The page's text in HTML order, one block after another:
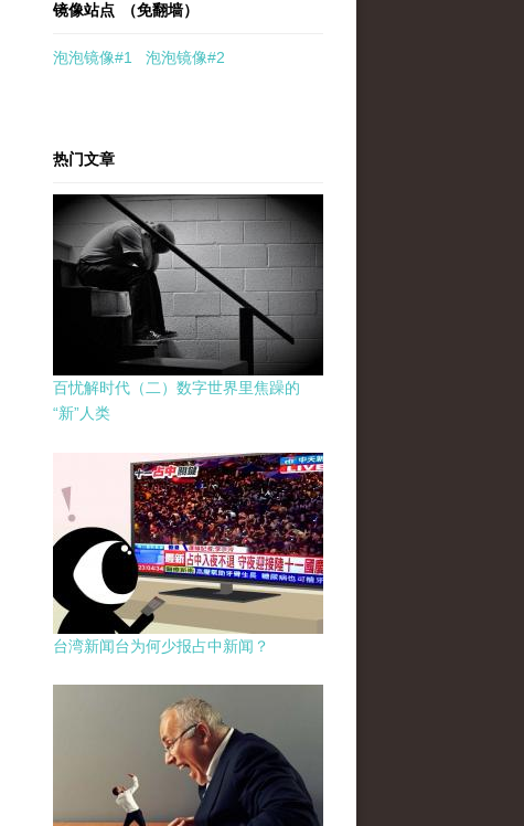
镜像站点 （免翻墙）
泡泡镜像#1 泡泡镜像#2
热门文章
百忧解时代（二）数字世界里焦躁的
“新”人类
台湾新闻台为何少报占中新闻？